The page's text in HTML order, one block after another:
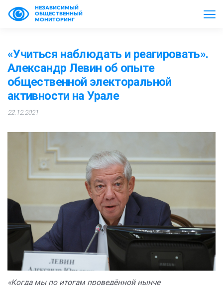
НЕЗАВИСИМЫЙ
ОБЩЕСТВЕННЫЙ
МОНИТОРИНГ
«Учиться наблюдать и реагировать».
Александр Левин об опыте
общественной электоральной
активности на Урале
22.12.2021
«Когда мы по итогам проведённой нынче